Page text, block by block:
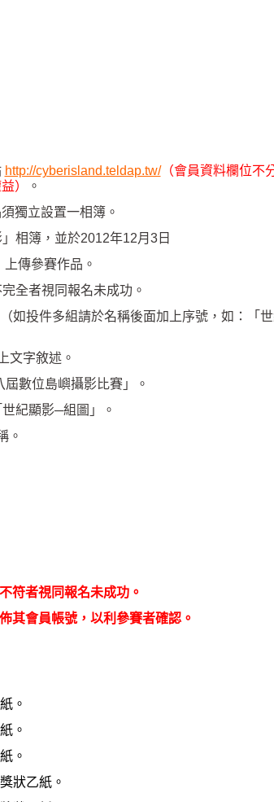
http://cyberisland.teldap.tw/（會員資料欄位不
）
。
獨立設置一相簿。
相簿，並於2012年12月 3日
傳參賽作品。
全者視同報名未成功。
如投件多組請於名稱後面加上序號，如：「
文字敘述。
屆數位島嶼攝影比賽」。
紀顯影─組圖」。
。
符者視同報名未成功。
其會員帳號，以利參賽者確認。
。
。
。
狀乙紙。